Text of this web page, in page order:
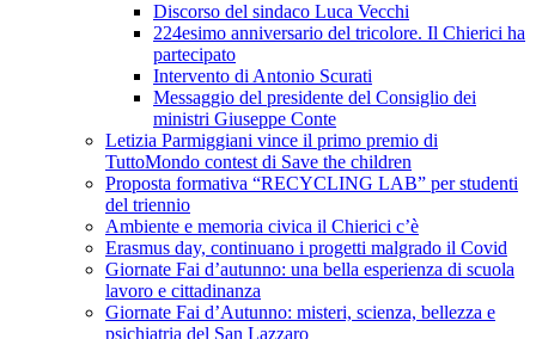
Discorso del sindaco Luca Vecchi
224esimo anniversario del tricolore. Il Chierici ha
partecipato
Intervento di Antonio Scurati
Messaggio del presidente del Consiglio dei
ministri Giuseppe Conte
Letizia Parmiggiani vince il primo premio di
TuttoMondo contest di Save the children
Proposta formativa “RECYCLING LAB” per studenti
del triennio
Ambiente e memoria civica il Chierici c’è
Erasmus day, continuano i progetti malgrado il Covid
Giornate Fai d’autunno: una bella esperienza di scuola
lavoro e cittadinanza
Giornate Fai d’Autunno: misteri, scienza, bellezza e
psichiatria del San Lazzaro